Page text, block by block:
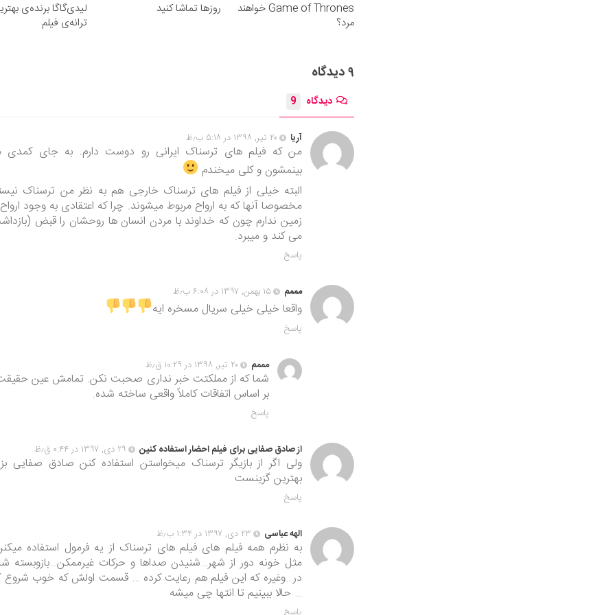
Game of Thrones خواهند
مرد؟
روزها تماشا کنید
لیدی‌گاگا برنده‌ی
ترانه‌ی فیلم
۹ دیدگاه
دیدگاه 9
آریا ۲۰ تیر, ۱۳۹۸ در ۵:۱۸ ب٫ظ
من که فیلم های ترسناک ایرانی رو دوست دارم. به جای کمدی
بینمشون و کلی میخندم
البته خیلی از فیلم های ترسناک خارجی هم به نظر من ترسناک
مخصوصا آنها که به ارواح مربوط میشوند. چرا که اعتقادی به وجود
زمین ندارم چون که خداوند با مردن انسان ها روحشان را قبض
می کند و میبرد.
پاسخ
مممم ۱۵ بهمن, ۱۳۹۷ در ۶:۰۸ ب٫ظ
واقعا خیلی خیلی سریال مسخره ایه
پاسخ
مممم ۲۰ تیر, ۱۳۹۸ در ۱۰:۲۹ ق٫ظ
شما که از مملکتت خبر نداری صحبت نکن. تمامش عین
بر اساس اتفاقات کاملاً واقعی ساخته شده.
پاسخ
از صادق صفایی برای فیلم احضار استفاده کنین ۲۹ دی, ۱۳۹۷ در ۰:۴۴ ق٫ظ
ولی اگر از بازیگر ترسناک میخواستن استفاده کنن صادق صفایی
بهترین گزینست
پاسخ
الهه عباسی ۲۳ دی, ۱۳۹۷ در ۱:۳۴ ب٫ظ
به نظرم همه فیلم های فیلم های ترسناک از یه فرمول استفاده
مثل خونه دور از شهر…شنیدن صداها و حرکات غیرممکن…بازوبسته
در…وغیره که این فیلم هم رعایت کرده … قسمت اولش که خوب شروع
… حالا ببینیم تا انتها چی میشه
پاسخ